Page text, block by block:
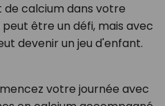
calcium dans votre
être un défi, mais avec
devenir un jeu d'enfant.
votre journée avec